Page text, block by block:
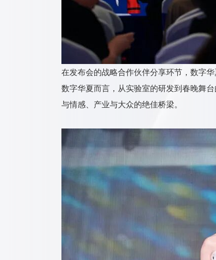
在发布会的战略合作伙伴分享环节，数字
数字华夏而言，从实验室的研发到春晚舞
与情感、产业与大众的绝佳桥梁。